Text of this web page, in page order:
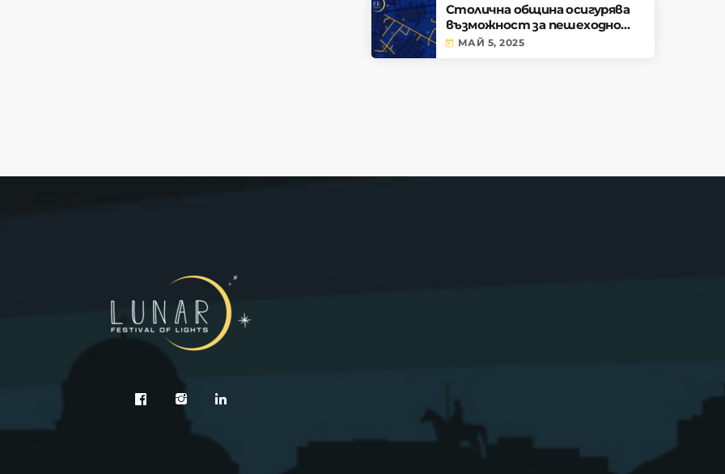
Столична община осигурява
възможност за пешеходно
придвижване по маршрута на
today МАЙ 5, 2025